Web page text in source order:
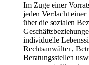
Im Zuge einer
jeden Verdacht
über die sozialen
individuelle
Rechtsanwälten,
Beratungsstellen